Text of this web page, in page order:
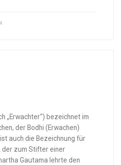
„Erwachter“) bezeichnet im
der Bodhi (Erwachen)
auch die Bezeichnung für
der zum Stifter einer
Gautama lehrte den